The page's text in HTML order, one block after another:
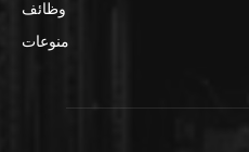
وظائف
منوعات